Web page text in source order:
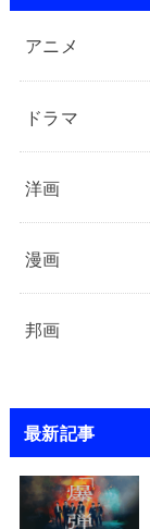
アニメ
ドラマ
洋画
漫画
邦画
最新記事